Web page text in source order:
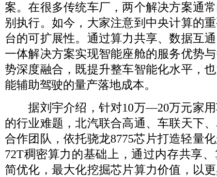
案。在很多传统车厂，两个解决方案通
别执行。如今，大家注意到中央计算的
台的可扩展性。通过算力共享、数据互
一体解决方案实现智能座舱的服务优势
势深度融合，既提升整车智能化水平，
能辅助驾驶的量产落地成本。
据刘宇介绍，针对10万—20万元家用
的行业难题，北汽联合高通、车联天下
合作团队，依托骁龙8775芯片打造轻量
72T稠密算力的基础上，通过内存共享
简优化，最大化挖掘芯片算力价值，以